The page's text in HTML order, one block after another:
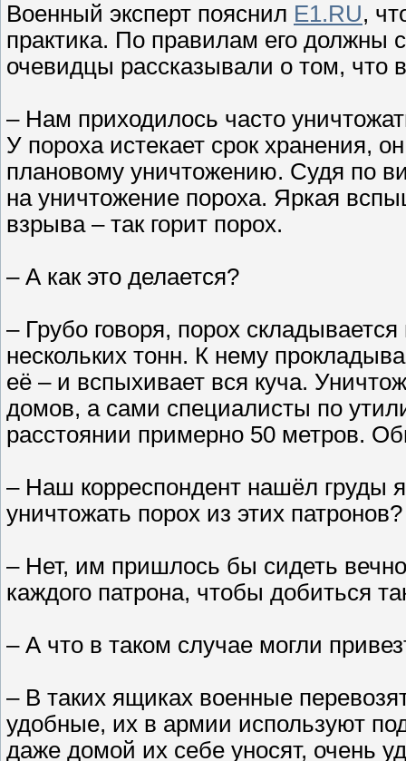
Военный эксперт пояснил E1.RU,
практика. По правилам его должны
очевидцы рассказывали о том,
– Нам приходилось часто
У пороха истекает срок хранения,
плановому уничтожению. Судя по
на уничтожение пороха. Яркая
взрыва – так горит порох.
– А как это делается?
– Грубо говоря, порох
нескольких тонн. К нему
её – и вспыхивает вся куча.
домов, а сами специалисты по
расстоянии примерно 50 метров.
– Наш корреспондент нашёл груды
уничтожать порох из этих патронов?
– Нет, им пришлось бы сидеть
каждого патрона, чтобы добиться
– А что в таком случае могли
– В таких ящиках военные
удобные, их в армии используют
даже домой их себе уносят, очень